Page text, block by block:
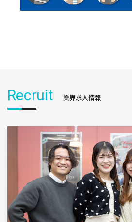
Recruit 業界求人情報